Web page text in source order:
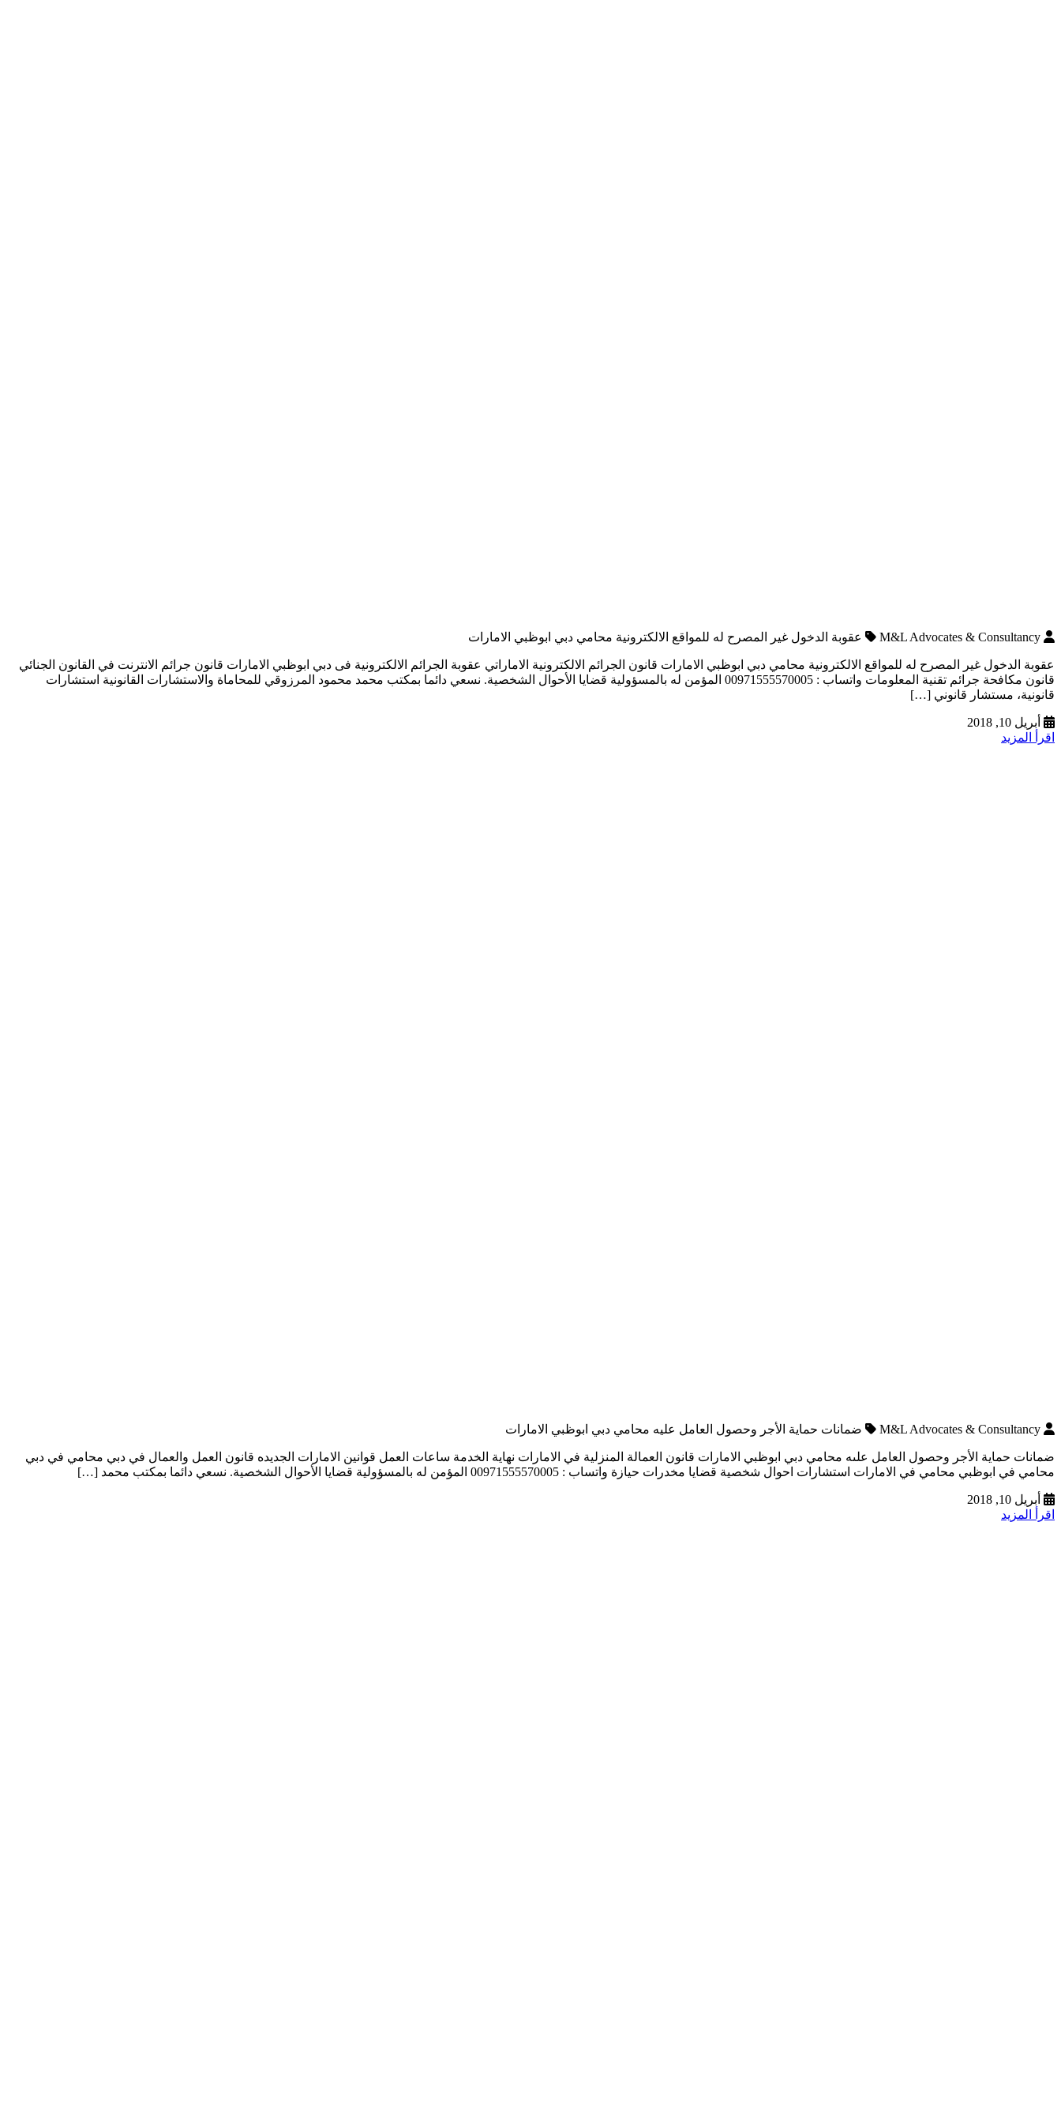
M&L Advocates & Consultancy عقوبة الدخول غير المصرح له للمواقع الالكترونية محامي دبي ابوظبي الامارات
عقوبة الدخول غير المصرح له للمواقع الالكترونية محامي دبي ابوظبي الامارات قانون الجرائم الالكترونية الاماراتي عقوبة الجرائم الالكترونية فى دبي ابوظبي الامارات قانون جرائم الانترنت في القانون الجنائي
قانون مكافحة جرائم تقنية المعلومات واتساب : 00971555570005 المؤمن له بالمسؤولية قضايا الأحوال الشخصية. نسعي دائما بمكتب محمد محمود المرزوقي للمحاماة والاستشارات القانونية استشارات
قانونية، مستشار قانوني […]
أبريل 10, 2018
اقرأ المزيد
M&L Advocates & Consultancy ضمانات حماية الأجر وحصول العامل عليه محامي دبي ابوظبي الامارات
ضمانات حماية الأجر وحصول العامل علىه محامي دبي ابوظبي الامارات قانون العمالة المنزلية في الامارات نهاية الخدمة ساعات العمل قوانين الامارات الجديده قانون العمل والعمال في دبي محامي في دبي
محامي في ابوظبي محامي في الامارات استشارات احوال شخصية قضايا مخدرات حيازة واتساب : 00971555570005 المؤمن له بالمسؤولية قضايا الأحوال الشخصية. نسعي دائما بمكتب محمد […]
أبريل 10, 2018
اقرأ المزيد